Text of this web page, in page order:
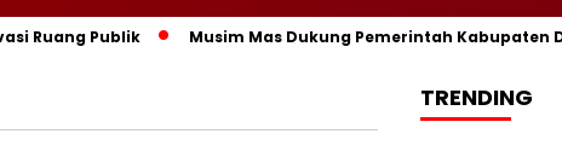
Publik Musim Mas Dukung Pemerintah Kabupaten
TRENDING